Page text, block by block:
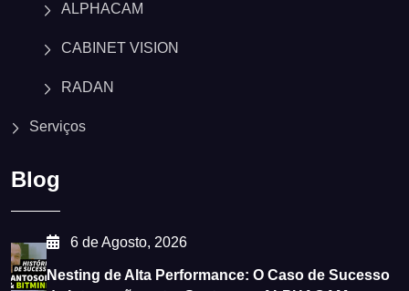
ALPHACAM
CABINET VISION
RADAN
Serviços
Blog
6 de Agosto, 2026
Nesting de Alta Performance: O Caso de Sucesso